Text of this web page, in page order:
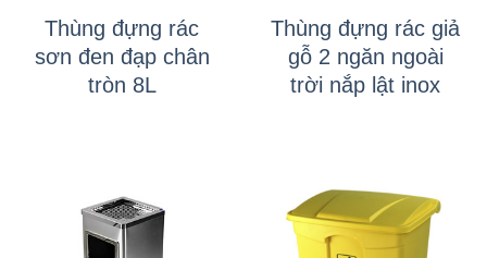
Thùng đựng rác
sơn đen đạp chân
tròn 8L
Thùng đựng rác giả
gỗ 2 ngăn ngoài
trời nắp lật inox